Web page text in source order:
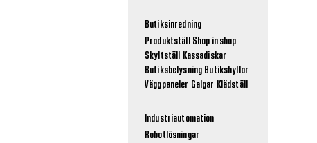
Butiksinredning
Produktställ
Shop in shop
Skyltställ
Kassadiskar
Butiksbelysning Butikshyllor
Väggpaneler Galgar Klädställ
Industriautomation
Robotlösningar